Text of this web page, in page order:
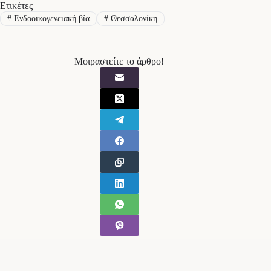
Ετικέτες
#Ενδοοικογενειακή βία #Θεσσαλονίκη
Μοιραστείτε το άρθρο!